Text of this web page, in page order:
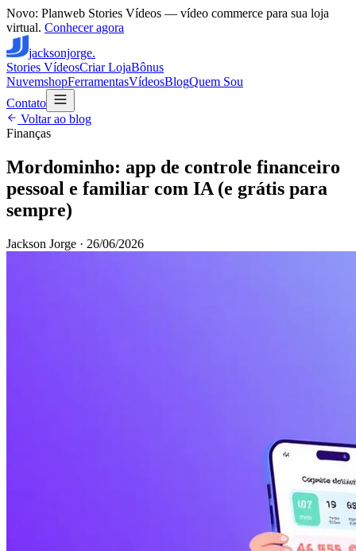
Novo: Planweb Stories Vídeos — vídeo commerce para sua loja
virtual. Conhecer agora
jacksonjorge.
Stories VídeosCriar LojaBônus
NuvemshopFerramentasVídeosBlogQuem Sou
Contato
Voltar ao blog
Finanças
Mordominho: app de controle financeiro
pessoal e familiar com IA (e grátis para
sempre)
Jackson Jorge · 26/06/2026